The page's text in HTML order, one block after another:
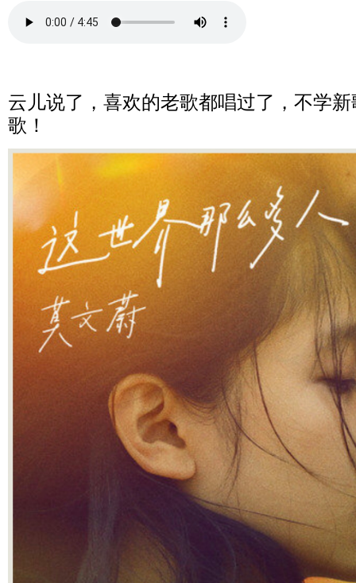
云儿说了，喜欢的老歌都唱过了，不学
歌！